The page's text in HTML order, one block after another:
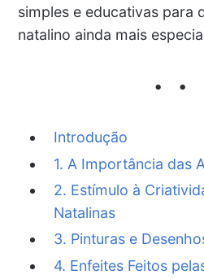
simples e educativas para
natalino ainda mais
Introdução
1. A Importância das
2. Estímulo à
Natalinas
3. Pinturas e
4. Enfeites Feitos